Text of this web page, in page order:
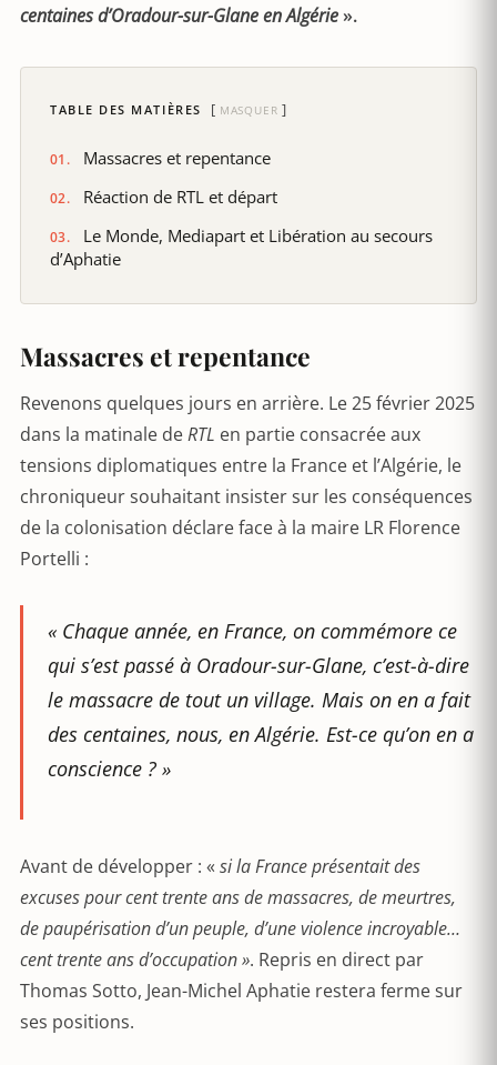
centaines d’Oradour-sur-Glane en Algérie ».
TABLE DES MATIÈRES MASQUER
Massacres et repentance
Réaction de RTL et départ
Le Monde, Mediapart et Libération au secours
d’Aphatie
Massacres et repentance
Revenons quelques jours en arrière. Le 25 février 2025
dans la matinale deRTL en partie consacrée aux
tensions diplomatiques entre la France et l’Algérie, le
chroniqueur souhaitant insister sur les conséquences
de la colonisation déclare face à la maire LR Florence
Portelli :
« Chaque année, en France, on commémore ce
qui s’est passé à Oradour-sur-Glane, c’est-à-dire
le massacre de tout un village. Mais on en a fait
des centaines, nous, en Algérie. Est-ce qu’on en a
conscience ? »
Avant de développer : « si la France présentait des
excuses pour cent trente ans de massacres, de meurtres,
de paupérisation d’un peuple, d’une violence incroyable…
cent trente ans d’occupation ». Repris en direct par
Thomas Sotto, Jean-Michel Aphatie restera ferme sur
ses positions.